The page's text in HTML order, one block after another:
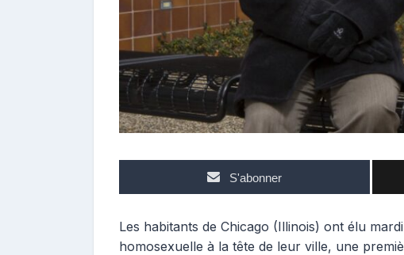
S'abonner
Les habitants de Chicago (Illinois) ont élu
homosexuelle à la tête de leur ville, une